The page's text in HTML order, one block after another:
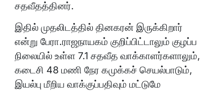
சதவீதத்தினர்.
இதில் முதலிடத்தில் தினகரன் இருக்கிறார்
என்று பேரா.ராஜநாயகம் குறிப்பிட்டாலும் குழப்ப
நிலையில் உள்ள 7.1 சதவீத வாக்காளர்களாலும்,
கடைசி 48 மணி நேர கமுக்கச் செயல்பாடும்,
இயல்பு மீறிய வாக்குப்பதிவும் மட்டுமே